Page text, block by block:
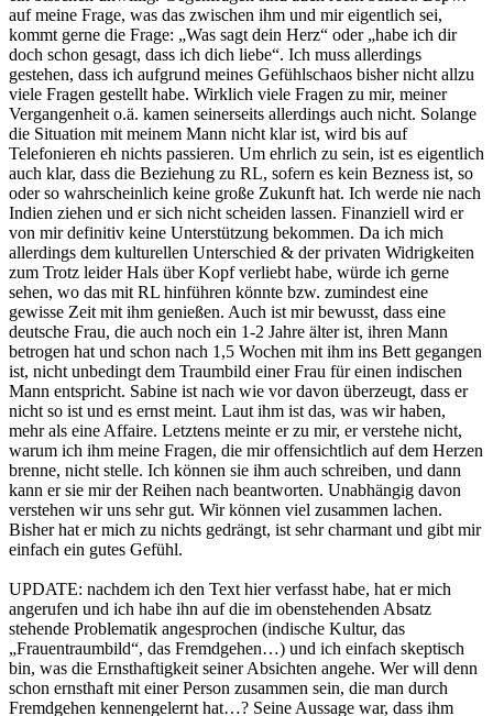
auf meine Frage, was das zwischen ihm und mir eigentlich sei,
kommt gerne die Frage: „Was sagt dein Herz“ oder „habe ich dir
doch schon gesagt, dass ich dich liebe“. Ich muss allerdings
gestehen, dass ich aufgrund meines Gefühlschaos bisher nicht allzu
viele Fragen gestellt habe. Wirklich viele Fragen zu mir, meiner
Vergangenheit o.ä. kamen seinerseits allerdings auch nicht. Solange
die Situation mit meinem Mann nicht klar ist, wird bis auf
Telefonieren eh nichts passieren. Um ehrlich zu sein, ist es eigentlich
auch klar, dass die Beziehung zu RL, sofern es kein Bezness ist, so
oder so wahrscheinlich keine große Zukunft hat. Ich werde nie nach
Indien ziehen und er sich nicht scheiden lassen. Finanziell wird er
von mir definitiv keine Unterstützung bekommen. Da ich mich
allerdings dem kulturellen Unterschied & der privaten Widrigkeiten
zum Trotz leider Hals über Kopf verliebt habe, würde ich gerne
sehen, wo das mit RL hinführen könnte bzw. zumindest eine
gewisse Zeit mit ihm genießen. Auch ist mir bewusst, dass eine
deutsche Frau, die auch noch ein 1-2 Jahre älter ist, ihren Mann
betrogen hat und schon nach 1,5 Wochen mit ihm ins Bett gegangen
ist, nicht unbedingt dem Traumbild einer Frau für einen indischen
Mann entspricht. Sabine ist nach wie vor davon überzeugt, dass er
nicht so ist und es ernst meint. Laut ihm ist das, was wir haben,
mehr als eine Affaire. Letztens meinte er zu mir, er verstehe nicht,
warum ich ihm meine Fragen, die mir offensichtlich auf dem Herzen
brenne, nicht stelle. Ich können sie ihm auch schreiben, und dann
kann er sie mir der Reihen nach beantworten. Unabhängig davon
verstehen wir uns sehr gut. Wir können viel zusammen lachen.
Bisher hat er mich zu nichts gedrängt, ist sehr charmant und gibt mir
einfach ein gutes Gefühl.
UPDATE: nachdem ich den Text hier verfasst habe, hat er mich
angerufen und ich habe ihn auf die im obenstehenden Absatz
stehende Problematik angesprochen (indische Kultur, das
„Frauentraumbild“, das Fremdgehen…) und ich einfach skeptisch
bin, was die Ernsthaftigkeit seiner Absichten angehe. Wer will denn
schon ernsthaft mit einer Person zusammen sein, die man durch
Fremdgehen kennengelernt hat…? Seine Aussage war, dass ihm